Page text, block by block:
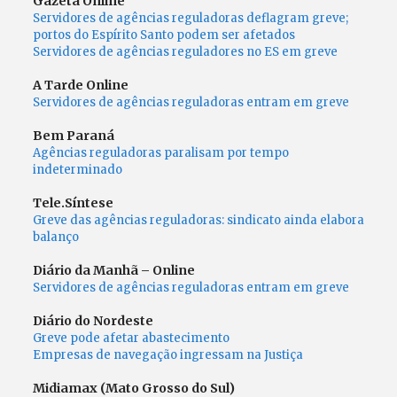
Servidores de agências reguladoras deflagram greve;
portos do Espírito Santo podem ser afetados
Servidores de agências reguladores no ES em greve
A Tarde Online
Servidores de agências reguladoras entram em greve
Bem Paraná
Agências reguladoras paralisam por tempo
indeterminado
Tele.Síntese
Greve das agências reguladoras: sindicato ainda elabora
balanço
Diário da Manhã – Online
Servidores de agências reguladoras entram em greve
Diário do Nordeste
Greve pode afetar abastecimento
Empresas de navegação ingressam na Justiça
Midiamax (Mato Grosso do Sul)